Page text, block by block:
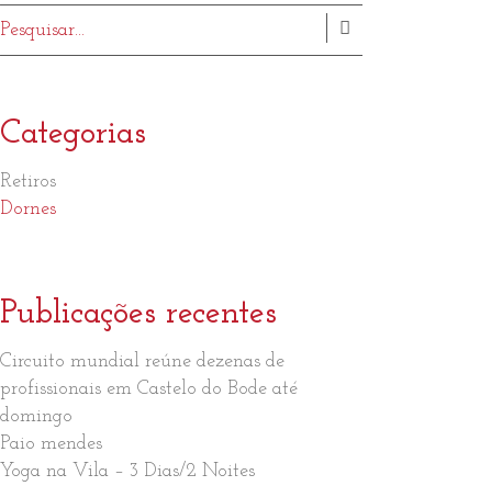
Pesquisar
Categorias
Retiros
Dornes
Publicações recentes
Circuito mundial reúne dezenas de
profissionais em Castelo do Bode até
domingo
Paio mendes
Yoga na Vila – 3 Dias/2 Noites